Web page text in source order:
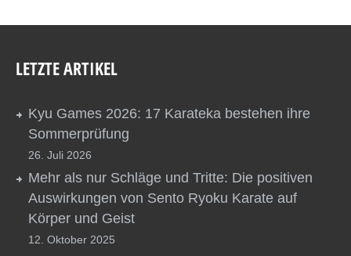
LETZTE ARTIKEL
Kyu Games 2026: 17 Karateka bestehen ihre
Sommerprüfung
26. Juli 2026
Mehr als nur Schläge und Tritte: Die positiven
Auswirkungen von Sento Ryoku Karate auf
Körper und Geist
12. Oktober 2025